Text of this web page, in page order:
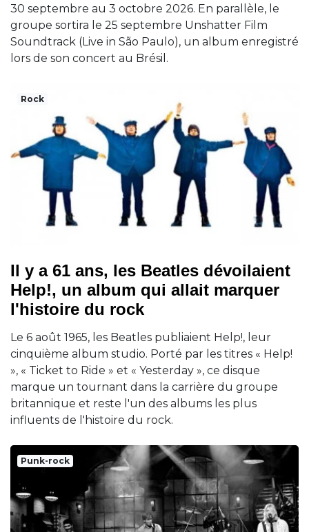
30 septembre au 3 octobre 2026. En parallèle, le
groupe sortira le 25 septembre Unshatter Film
Soundtrack (Live in São Paulo), un album enregistré
lors de son concert au Brésil.
Rock
Il y a 61 ans, les Beatles dévoilaient
Help!, un album qui allait marquer
l'histoire du rock
Le 6 août 1965, les Beatles publiaient Help!, leur
cinquième album studio. Porté par les titres « Help!
», « Ticket to Ride » et « Yesterday », ce disque
marque un tournant dans la carrière du groupe
britannique et reste l'un des albums les plus
influents de l'histoire du rock.
Punk-rock